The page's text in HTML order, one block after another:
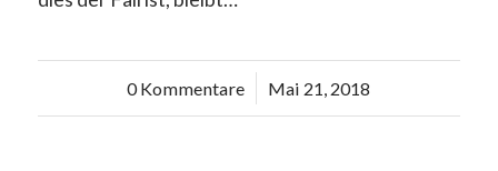
0 Kommentare
/ Mai 21, 2018